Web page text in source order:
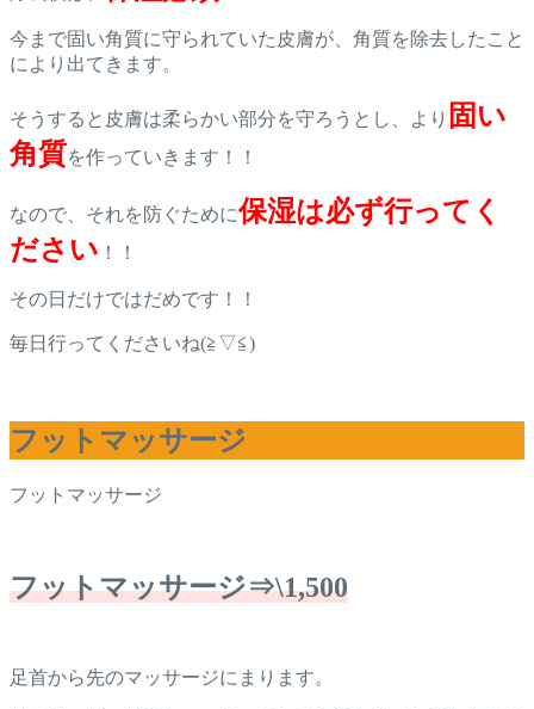
今まで固い角質に守られていた皮膚が、角質を除去したこと
により出てきます。
そうすると皮膚は柔らかい部分を守ろうとし、より 固い
角質を作っていきます！！
なので、それを防ぐために保湿は必ず行ってく
ださい ！！
その日だけではだめです！！
毎日行ってくださいね(≧▽≦)
フットマッサージ
フットマッサージ
フットマッサージ⇒\1,500
足首から先のマッサージにまります。